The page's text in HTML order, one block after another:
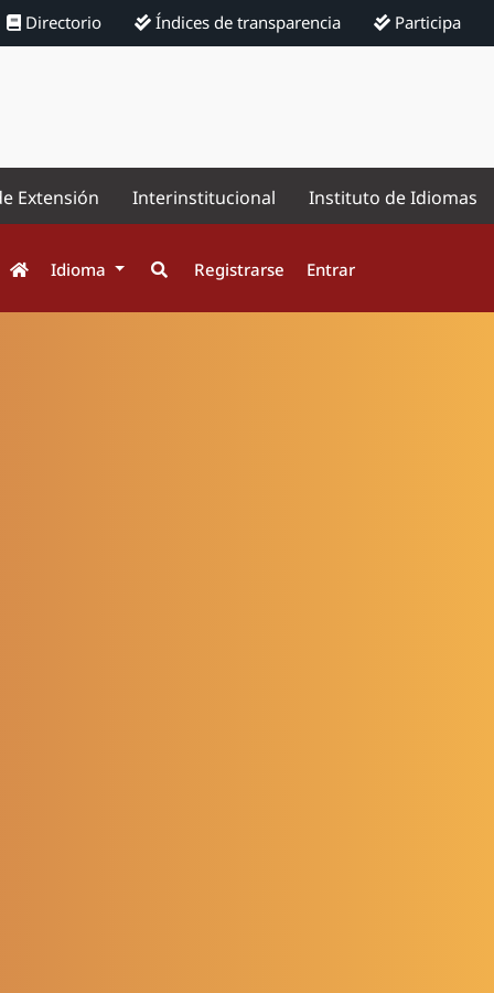
Directorio Índices de transparencia Participa
Extensión Interinstitucional Instituto de Idiomas
Idioma Registrarse Entrar